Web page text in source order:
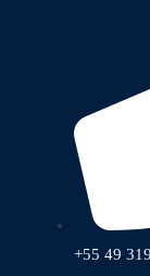
+55 49